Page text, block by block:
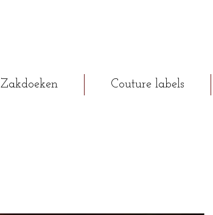
Zakdoeken Couture labels